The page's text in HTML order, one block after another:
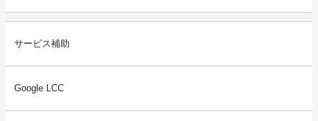
利用目的：
のためのアカウント連携を提供するため。
・本サイトを閲覧した端末の情報（OS、ブラウザ情報、IPアドレ
サービス補助
Google LCC